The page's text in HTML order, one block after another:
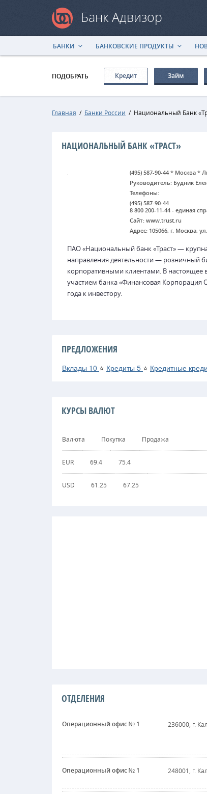
Банк Адвизор
БАНКИ БАНКОВСКИЕ ПРОДУКТЫ
ПОДОБРАТЬ Кредит Займ
Главная / Банки России / Национальный Банк
НАЦИОНАЛЬНЫЙ БАНК «ТРАСТ»
(495) 587-90-44 * Москва *
Руководитель: Будник
Телефоны:
(495) 587-90-44
8 800 200-11-44 - единая
Сайт: www.trust.ru
Адрес: 105066, г. Москва,
ПАО «Национальный банк «Траст» —
направления деятельности — розничный
корпоративными клиентами. В настоящее
участием банка «Финансовая Корпорация
года к инвестору.
ПРЕДЛОЖЕНИЯ
Вклады 10 ⭐ Кредиты 5 ⭐ Кредитные
КУРСЫ ВАЛЮТ
Валюта Покупка Продажа
EUR 69.4 75.4
USD 61.25 67.25
ОТДЕЛЕНИЯ
Операционный офис № 1 236000, г.
Операционный офис № 1 248001, г.